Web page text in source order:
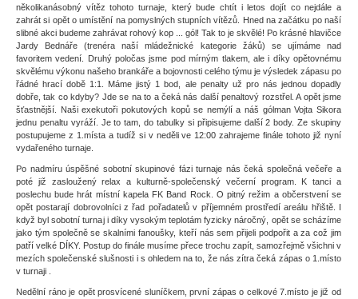
několikanásobný vítěz tohoto turnaje, který bude chtít i letos dojít co nejdále a
zahrát si opět o umístění na pomyslných stupních vítězů. Hned na začátku po naší
slibné akci budeme zahrávat rohový kop ... gól! Tak to je skvělé! Po krásné hlavičce
Jardy Bednáře (trenéra naší mládežnické kategorie žáků) se ujímáme nad
favoritem vedení. Druhý poločas jsme pod mírným tlakem, ale i díky opětovnému
skvělému výkonu našeho brankáře a bojovnosti celého týmu je výsledek zápasu po
řádné hrací době 1:1. Máme jistý 1 bod, ale penalty už pro nás jednou dopadly
dobře, tak co kdyby? Jde se na to a čeká nás další penaltový rozstřel. A opět jsme
šťastnější. Naši exekutoři pokutových kopů se nemýlí a náš gólman Vojta Sikora
jednu penaltu vyráží. Je to tam, do tabulky si připisujeme další 2 body. Ze skupiny
postupujeme z 1.místa a tudíž si v neděli ve 12:00 zahrajeme finále tohoto již nyní
vydařeného turnaje.
Po nadmíru úspěšné sobotní skupinové fázi turnaje nás čeká společná večeře a
poté již zasloužený relax a kulturně-společenský večerní program. K tanci a
poslechu bude hrát místní kapela FK Band Rock. O pitný režim a občerstvení se
opět postarají dobrovolníci z řad pořadatelů v příjemném prostředí areálu hřiště. I
když byl sobotní turnaj i díky vysokým teplotám fyzicky náročný, opět se scházíme
jako tým společně se skalními fanoušky, kteří nás sem přijeli podpořit a za což jim
patří velké DÍKY. Postup do finále musíme přece trochu zapít, samozřejmě všichni v
mezích společenské slušnosti i s ohledem na to, že nás zítra čeká zápas o 1.místo
v turnaji .
Nedělní ráno je opět prosvícené sluníčkem, první zápas o celkové 7.místo je již od